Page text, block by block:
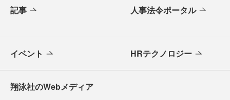
記事 人事法令ポータル
イベント HRテクノロジー
翔泳社のWebメディア